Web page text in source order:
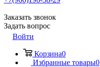
Заказать звонок
Задать вопрос
Войти
Корзина0
Избранные товары0